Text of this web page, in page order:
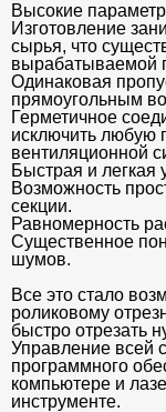
Высокие
Изготовление
сырья, что
вырабатываемой
Одинаковая
прямоугольным
Герметичное
исключить любую
вентиляционной
Быстрая и легкая
Возможность
секции.
Равномерность
Существенное
шумов.
Все это стало
роликовому
быстро отрезать
Управление всей
программного
компьютере и
инструменте.